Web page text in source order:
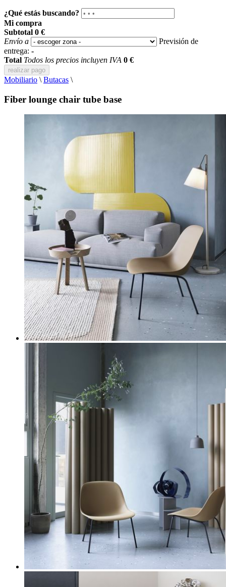
¿Qué estás buscando?
Mi compra
Subtotal 0 €
Envío a
Previsión de
entrega: -
Total Todos los precios incluyen IVA 0 €
realizar pago
Mobiliario \ Butacas \
Fiber lounge chair tube base